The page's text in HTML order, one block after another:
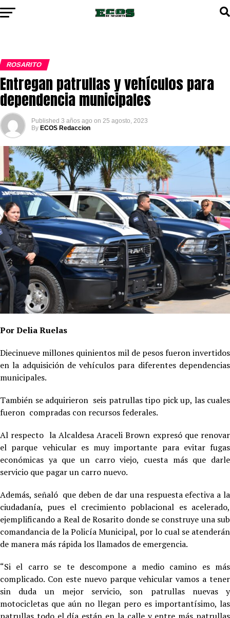
ROSARITO
Entregan patrullas y vehículos para
dependencia municipales
Published 3 años ago on 25 agosto, 2023
By ECOS Redaccion
Por Delia Ruelas
Diecinueve millones quinientos mil de pesos fueron invertidos
en la adquisición de vehículos para diferentes dependencias
municipales.
También se adquirieron seis patrullas tipo pick up, las cuales
fueron compradas con recursos federales.
Al respecto la Alcaldesa Araceli Brown expresó que renovar
el parque vehicular es muy importante para evitar fugas
económicas ya que un carro viejo, cuesta más que darle
servicio que pagar un carro nuevo.
Además, señaló que deben de dar una respuesta efectiva a la
ciudadanía, pues el crecimiento poblacional es acelerado,
ejemplificando a Real de Rosarito donde se construye una sub
comandancia de la Policía Municipal, por lo cual se atenderán
de manera más rápida los llamados de emergencia.
“Si el carro se te descompone a medio camino es más
complicado. Con este nuevo parque vehicular vamos a tener
sin duda un mejor servicio, son patrullas nuevas y
motocicletas que aún no llegan pero es importantísimo, las